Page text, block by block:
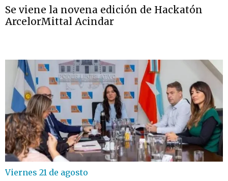
Se viene la novena edición de Hackatón
ArcelorMittal Acindar
Viernes 21 de agosto